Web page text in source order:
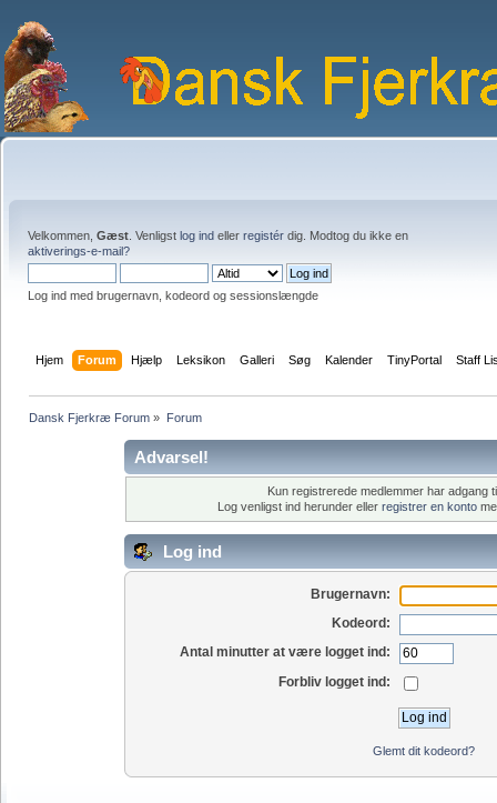
Velkommen, Gæst . Venligst log ind eller registér dig. Modtog du ikke en
aktiverings-e-mail?
Log ind med brugernavn, kodeord og sessionslængde
Hjem Forum Hjælp Leksikon Galleri Søg Kalender TinyPortal Staff
Dansk Fjerkræ Forum » Forum
Advarsel!
Kun registrerede medlemmer har adgang
Log venligst ind herunder eller registrer en konto
Log ind
Brugernavn:
Kodeord:
Antal minutter at være logget ind:
Forbliv logget ind:
Glemt dit kodeord?